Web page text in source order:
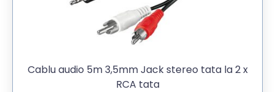
Cablu audio 5m 3,5mm Jack stereo tata la 2 x
RCA tata